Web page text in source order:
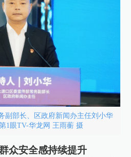
副部长、区政府新闻办主任刘小华
1眼TV-华龙网 王雨蘅 摄
众安全感持续提升